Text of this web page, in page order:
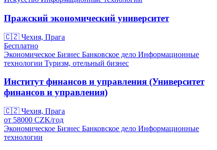
Пражский экономический университет
🇨🇿 Чехия, Прага
Бесплатно
Экономическое Бизнес Банковское дело Информационные
технологии Туризм, отельный бизнес
Институт финансов и управления (Университет
финансов и управления)
🇨🇿 Чехия, Прага
от 58000 CZK/год
Экономическое Бизнес Банковское дело Информационные
технологии